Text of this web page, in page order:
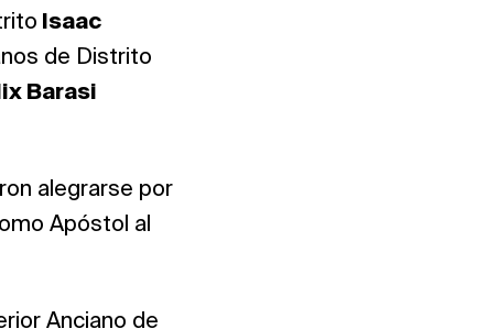
Isaac
de Distrito
Barasi
alegrarse por
Apóstol al
Anciano de